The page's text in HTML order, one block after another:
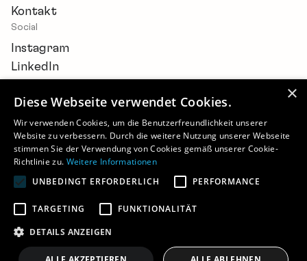
Kontakt
Social
Instagram
LinkedIn
©2026 - STARTUP.TIROL
Newsletter
Barrierefreiheitserklärung
Impressum
×
Diese Webseite verwendet Cookies.
Wir verwenden Cookies, um die Benutzerfreundlichkeit unserer
Website zu verbessern. Durch die weitere Nutzung unserer Webseite
stimmen Sie der Verwendung von Cookies gemäß unserer Cookie-
Richtlinie zu. Weitere Informationen
UNBEDINGT ERFORDERLICH
PERFORMANCE
TARGETING
FUNKTIONALITÄT
DETAILS ANZEIGEN